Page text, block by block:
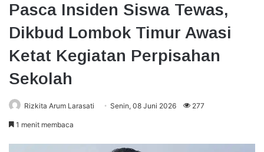
Pasca Insiden Siswa Tewas,
Dikbud Lombok Timur Awasi
Ketat Kegiatan Perpisahan
Sekolah
Rizkita Arum Larasati Senin, 08 Juni 2026 277
1 menit membaca